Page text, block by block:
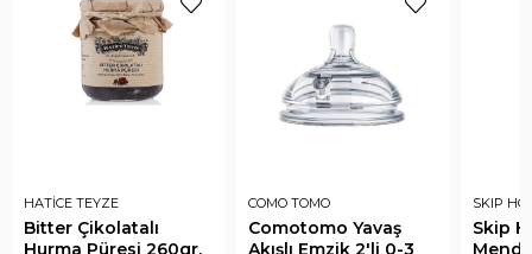
HATİCE TEYZE
Bitter Çikolatalı
Hurma Püresi 260gr.
COMO TOMO
Comotomo Yavaş
Akışlı Emzik 2'li 0-3
SKIP
Skip